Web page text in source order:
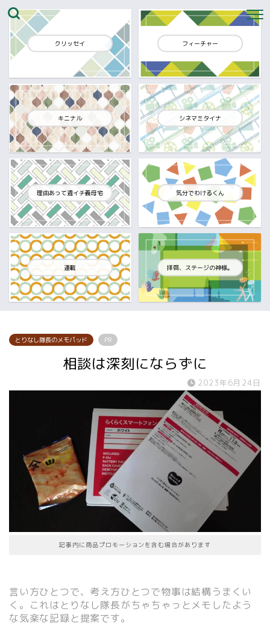
クリッセイ フィーチャー
キニナル シネマミタイナ
理由あって週イチ義母宅 気分でわけるくん
連載 拝啓、ステージの神様。
とりなし隊長のメモパッド PR
相談は深刻にならずに
2023年6月24日
記事内に商品プロモーションを含む場合があります
言い方ひとつで、考え方ひとつで物事は結構うまくい
く。これはとりなし隊長がちゃちゃっとメモしたよう
な気楽な記録と提案です。